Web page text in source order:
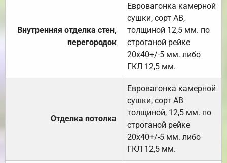
Внутренняя отделка стен,
перегородок
Евровагонка камерной
сушки, сорт АВ,
толщиной 12,5 мм. по
строганой рейке
20х40+/-5 мм. либо
ГКЛ 12,5 мм.
Отделка потолка
Евровагонка камерной
сушки, сорт АВ
толщиной, 12,5 мм. по
строганой рейке
20х40+/-5 мм. либо
ГКЛ 12,5 мм.